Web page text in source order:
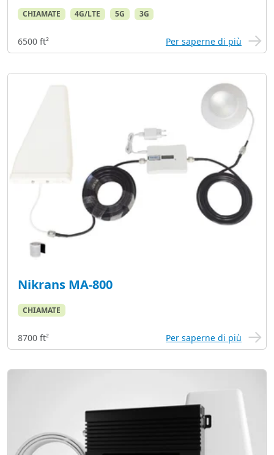
CHIAMATE 4G/LTE 5G 3G
6500 ft² Per saperne di più
Nikrans MA-800
CHIAMATE
8700 ft² Per saperne di più